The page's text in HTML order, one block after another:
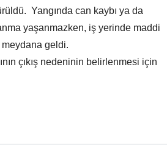
Yangında can kaybı ya da
yaşanmazken, iş yerinde maddi
meydana geldi.
çıkış nedeninin belirlenmesi için